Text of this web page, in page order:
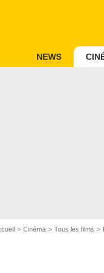
NEWS
Cinéma Tous les films